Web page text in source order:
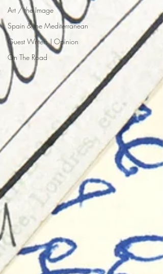
Art / the Image
Spain & the Mediterranean
Guest Writers | Opinion
On The Road